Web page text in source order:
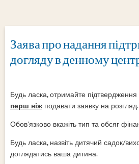
Заява про надання
догляду в денному
Будь ласка, отримайте підтвердження
перш ніж подавати заявку на розгляд.
Обов'язково вкажіть тип та обсяг
Будь ласка, назвіть дитячий садок/
доглядатись ваша дитина.